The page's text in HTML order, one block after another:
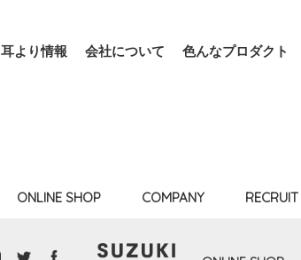
耳より情報 会社について 色んなプロダクト
ONLINE SHOP COMPANY RECRUIT